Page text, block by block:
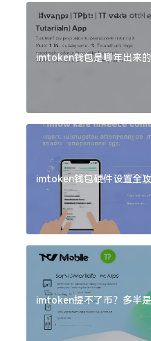
imtoken钱包是哪年出来
imtoken钱包硬件设置全
imtoken提不了币？多半